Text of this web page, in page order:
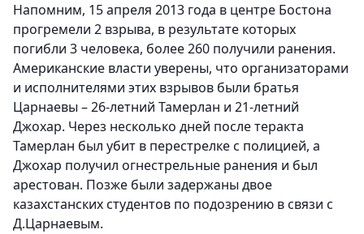
Напомним, 15 апреля 2013 года в центре Бостона
прогремели 2 взрыва, в результате которых
погибли 3 человека, более 260 получили ранения.
Американские власти уверены, что организаторами
и исполнителями этих взрывов были братья
Царнаевы – 26-летний Тамерлан и 21-летний
Джохар. Через несколько дней после теракта
Тамерлан был убит в перестрелке с полицией, а
Джохар получил огнестрельные ранения и был
арестован. Позже были задержаны двое
казахстанских студентов по подозрению в связи с
Д.Царнаевым.